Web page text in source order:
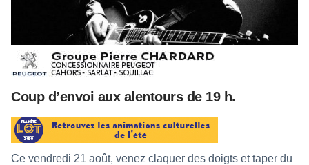
Coup d’envoi aux alentours de 19 h.
Ce vendredi 21 août, venez claquer des doigts et taper du